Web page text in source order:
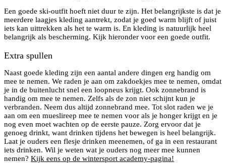
Een goede ski-outfit hoeft niet duur te zijn. Het belangrijkste is dat je
meerdere laagjes kleding aantrekt, zodat je goed warm blijft of juist
iets kan uittrekken als het te warm is. En kleding is natuurlijk heel
belangrijk als bescherming. Kijk hieronder voor een goede outfit.
Extra spullen
Naast goede kleding zijn een aantal andere dingen erg handig om
mee te nemen. We raden je aan om zakdoekjes mee te nemen, omdat
je in de buitenlucht snel een loopneus krijgt. Ook zonnebrand is
handig om mee te nemen. Zelfs als de zon niet schijnt kun je
verbranden. Neem dus altijd zonnebrand mee. Tot slot raden we je
aan om een mueslireep mee te nemen voor als je honger krijgt en je
nog even moet wachten op de eerste pauze. Zorg ervoor dat je
genoeg drinkt, want drinken tijdens het bewegen is heel belangrijk.
Laat je ouders een flesje drinken meenemen, of ga in een restaurant
iets drinken. Wil je weten wat je ouders nog meer mee kunnen
nemen? Kijk eens op de wintersport academy-pagina!